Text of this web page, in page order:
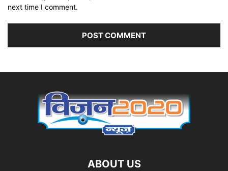
next time I comment.
ABOUT US